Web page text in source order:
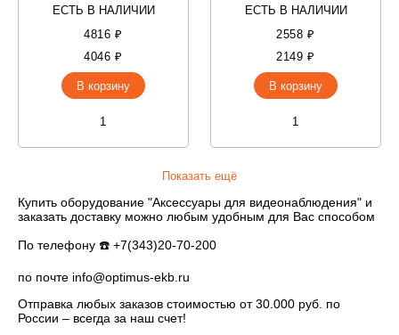
ЕСТЬ В НАЛИЧИИ
4816 ₽
4046 ₽
В корзину
ЕСТЬ В НАЛИЧИИ
2558 ₽
2149 ₽
В корзину
Показать ещё
Купить оборудование "Аксессуары для видеонаблюдения" и
заказать доставку можно любым удобным для Вас способом
По телефону ☎️ +7(343)20-70-200
по почте info@optimus-ekb.ru
Отправка любых заказов стоимостью от 30.000 руб. по
России – всегда за наш счет!